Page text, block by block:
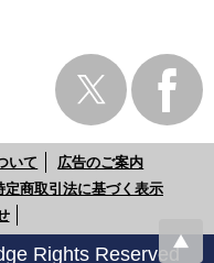
いて
広告のご案内
定商取引法に基づく表示
Rights Reserved